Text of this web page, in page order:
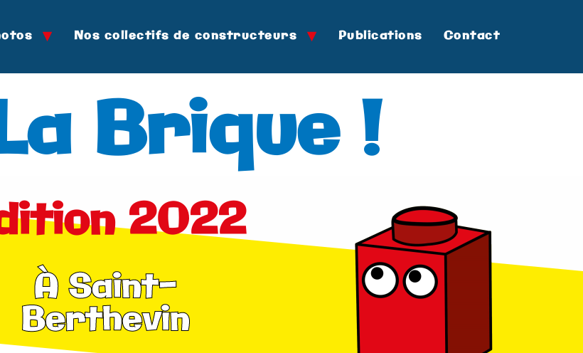
Nos collectifs de constructeurs Publications Contact
Brique !
2022
À Saint-
Berthevin